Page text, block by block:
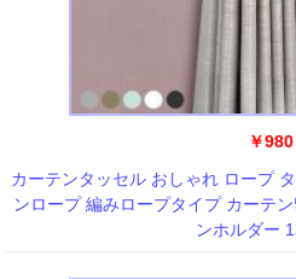
￥980
カーテンタッセル おしゃれ ロープ
ンロープ 編みロープタイプ カーテ
ンホルダー